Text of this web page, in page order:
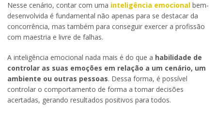
Nesse cenário, contar com uma inteligência emocional bem-
desenvolvida é fundamental não apenas para se destacar da
concorrência, mas também para conseguir exercer a profissão
com maestria e livre de falhas.
A inteligência emocional nada mais é do que a habilidade de
controlar as suas emoções em relação a um cenário, um
ambiente ou outras pessoas. Dessa forma, é possível
controlar o comportamento de forma a tomar decisões
acertadas, gerando resultados positivos para todos.